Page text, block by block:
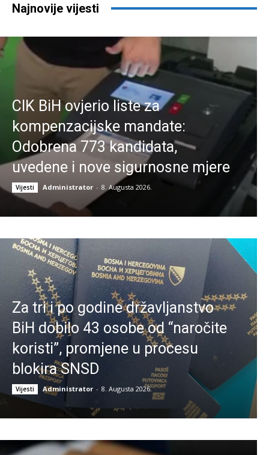
Najnovije vijesti
CIK BiH ovjerio liste za
kompenzacijske mandate:
Odobrena 773 kandidata,
uvedene i nove sigurnosne mjere
Vijesti Administrator - 8. Augusta 2026.
Za tri i po godine državljanstvo
BiH dobilo 43 osobe od “naročite
koristi”, promjene u procesu
blokira SNSD
Vijesti Administrator - 8. Augusta 2026.